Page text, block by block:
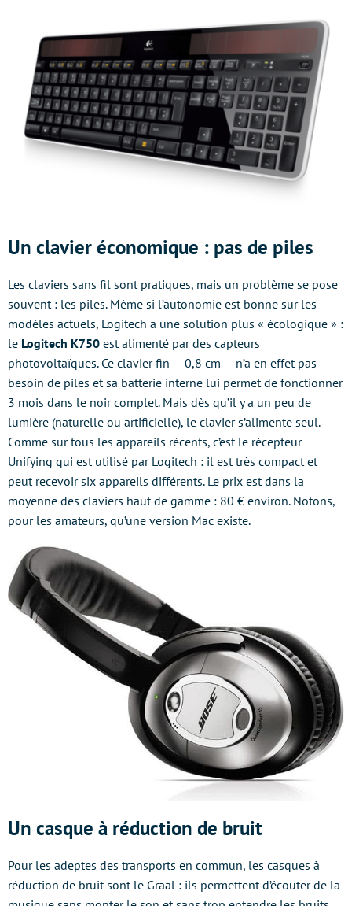
Un clavier économique : pas de piles
Les claviers sans fil sont pratiques, mais un problème se pose
souvent : les piles. Même si l’autonomie est bonne sur les
modèles actuels, Logitech a une solution plus « écologique » :
le Logitech K750 est alimenté par des capteurs
photovoltaïques. Ce clavier fin — 0,8 cm — n’a en effet pas
besoin de piles et sa batterie interne lui permet de fonctionner
3 mois dans le noir complet. Mais dès qu’il y a un peu de
lumière (naturelle ou artificielle), le clavier s’alimente seul.
Comme sur tous les appareils récents, c’est le récepteur
Unifying qui est utilisé par Logitech : il est très compact et
peut recevoir six appareils différents. Le prix est dans la
moyenne des claviers haut de gamme : 80 € environ. Notons,
pour les amateurs, qu’une version Mac existe.
Un casque à réduction de bruit
Pour les adeptes des transports en commun, les casques à
réduction de bruit sont le Graal : ils permettent d’écouter de la